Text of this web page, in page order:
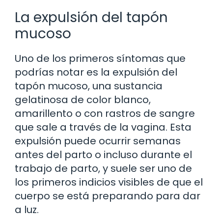
La expulsión del tapón
mucoso
Uno de los primeros síntomas que
podrías notar es la expulsión del
tapón mucoso, una sustancia
gelatinosa de color blanco,
amarillento o con rastros de sangre
que sale a través de la vagina. Esta
expulsión puede ocurrir semanas
antes del parto o incluso durante el
trabajo de parto, y suele ser uno de
los primeros indicios visibles de que el
cuerpo se está preparando para dar
a luz.